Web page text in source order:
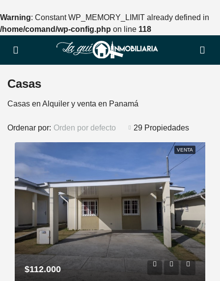
Warning: Constant WP_MEMORY_LIMIT already defined in
/home/comand/wp-config.php on line 118
Casas
Casas en Alquiler y venta en Panamá
29 Propiedades
Ordenar por: Orden por defecto
VENTA
$112.000